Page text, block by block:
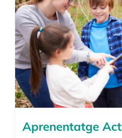
Aprenentatge